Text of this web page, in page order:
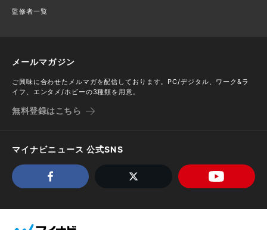
監修者一覧
メールマガジン
ご興味に合わせたメルマガを配信しております。PC/デジタル、ワーク&ラ
イフ、エンタメ/ホビーの3種類を用意。
無料登録はこちら
マイナビニュース 公式SNS